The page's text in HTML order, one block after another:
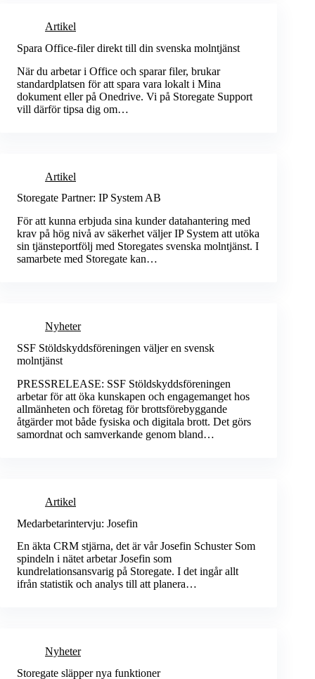
Artikel
Spara Office-filer direkt till din svenska molntjänst
När du arbetar i Office och sparar filer, brukar
standardplatsen för att spara vara lokalt i Mina
dokument eller på Onedrive. Vi på Storegate Support
vill därför tipsa dig om…
Artikel
Storegate Partner: IP System AB
För att kunna erbjuda sina kunder datahantering med
krav på hög nivå av säkerhet väljer IP System att utöka
sin tjänsteportfölj med Storegates svenska molntjänst. I
samarbete med Storegate kan…
Nyheter
SSF Stöldskyddsföreningen väljer en svensk
molntjänst
PRESSRELEASE: SSF Stöldskyddsföreningen
arbetar för att öka kunskapen och engagemanget hos
allmänheten och företag för brottsförebyggande
åtgärder mot både fysiska och digitala brott. Det görs
samordnat och samverkande genom bland…
Artikel
Medarbetarintervju: Josefin
En äkta CRM stjärna, det är vår Josefin Schuster Som
spindeln i nätet arbetar Josefin som
kundrelationsansvarig på Storegate. I det ingår allt
ifrån statistik och analys till att planera…
Nyheter
Storegate släpper nya funktioner